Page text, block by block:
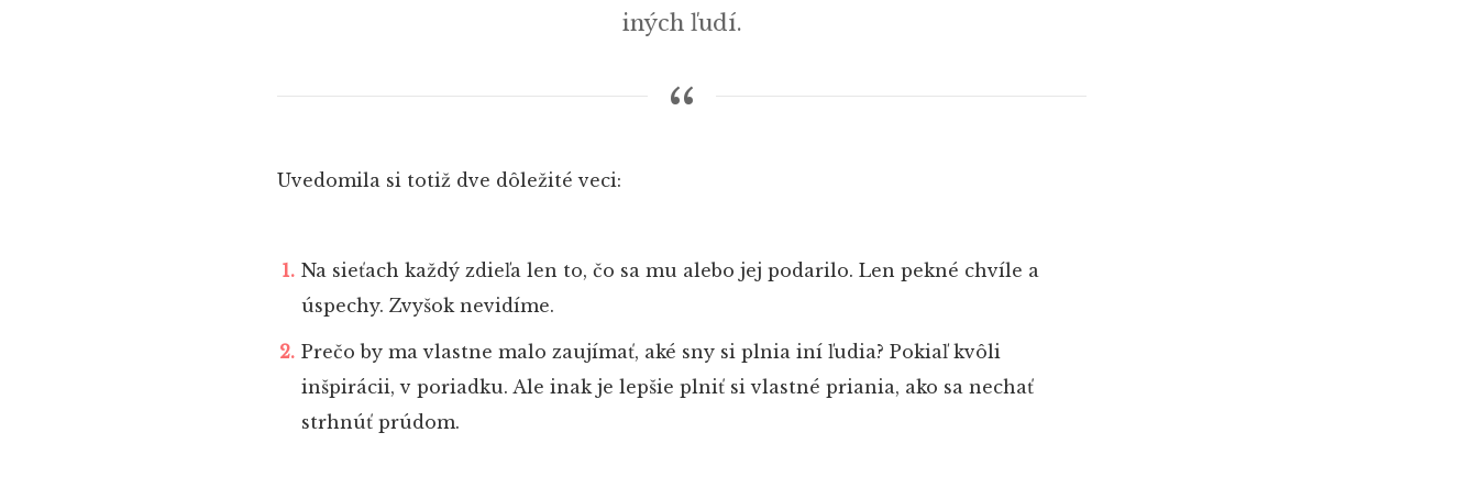
iných ľudí.
Uvedomila si totiž dve dôležité veci:
Na sieťach každý zdieľa len to, čo sa mu alebo jej podarilo. Len pekné chvíle a
úspechy. Zvyšok nevidíme.
Prečo by ma vlastne malo zaujímať, aké sny si plnia iní ľudia? Pokiaľ kvôli
inšpirácii, v poriadku. Ale inak je lepšie plniť si vlastné priania, ako sa nechať
strhnúť prúdom.